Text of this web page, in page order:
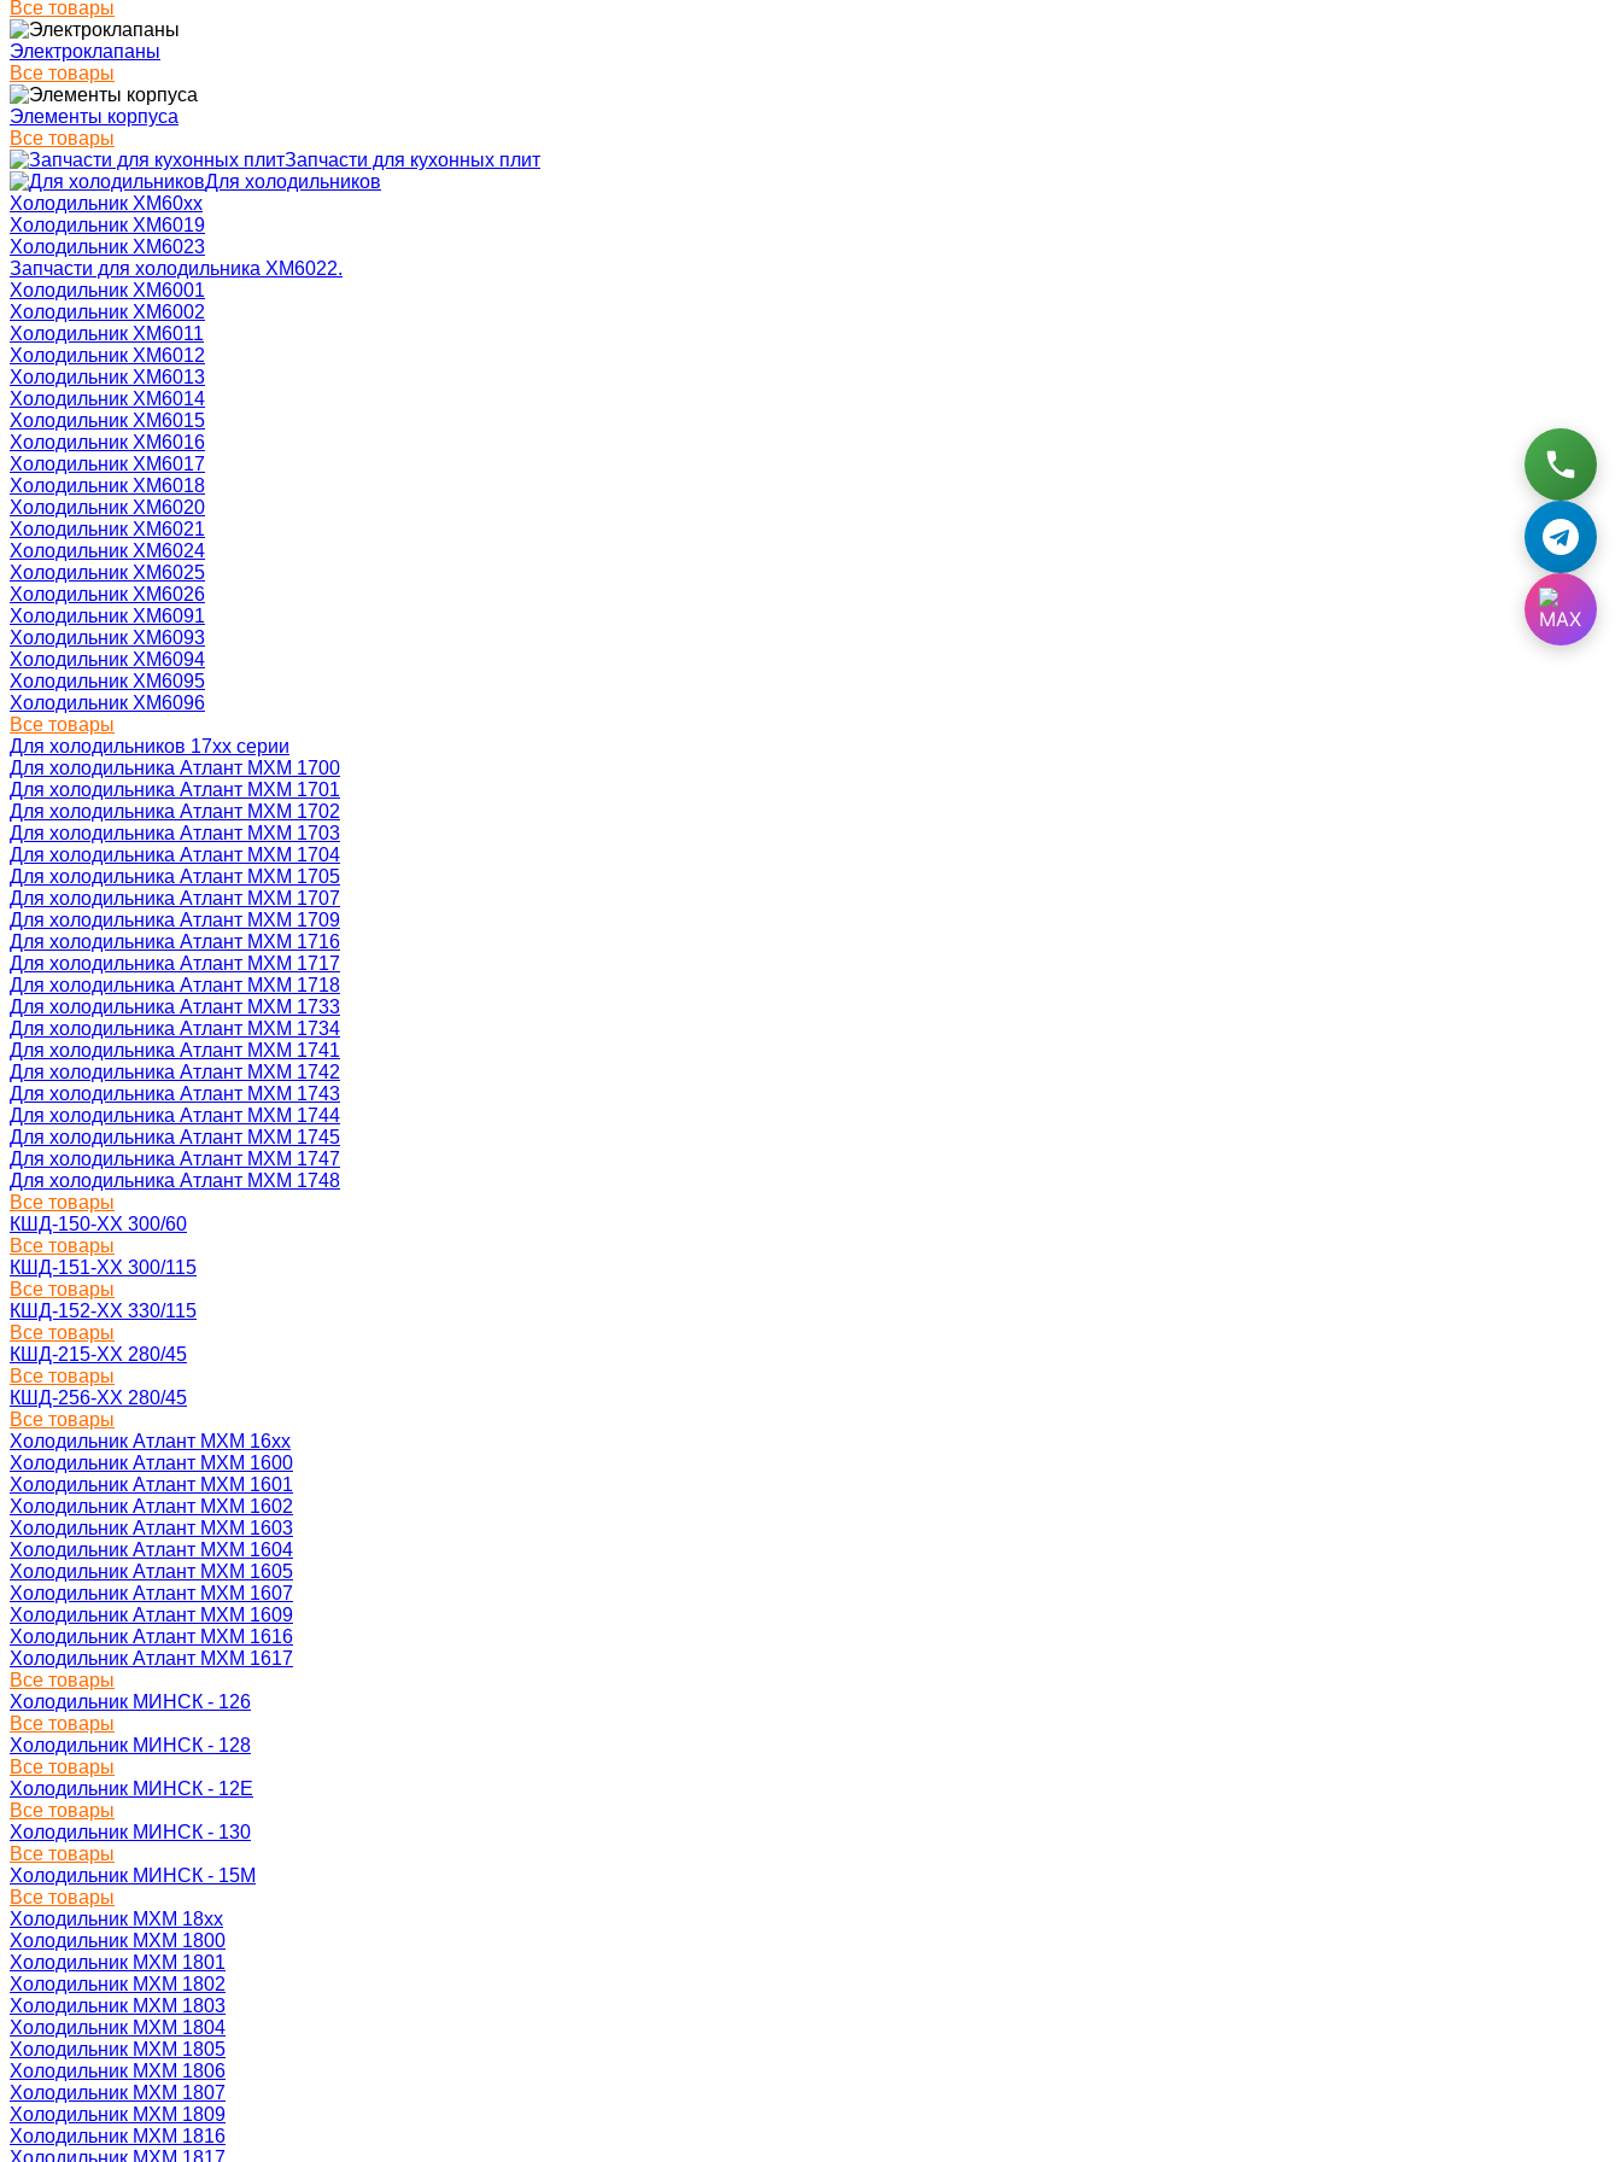
Все товары
Электроклапаны
Все товары
Элементы корпуса
Все товары
Запчасти для кухонных плит
Для холодильников
Холодильник ХМ60xx
Холодильник ХМ6019
Холодильник ХМ6023
Запчасти для холодильника ХМ6022.
Холодильник ХМ6001
Холодильник ХМ6002
Холодильник ХМ6011
Холодильник ХМ6012
Холодильник ХМ6013
Холодильник ХМ6014
Холодильник ХМ6015
Холодильник ХМ6016
Холодильник ХМ6017
Холодильник ХМ6018
Холодильник ХМ6020
Холодильник ХМ6021
Холодильник ХМ6024
Холодильник ХМ6025
Холодильник ХМ6026
Холодильник ХМ6091
Холодильник ХМ6093
Холодильник ХМ6094
Холодильник ХМ6095
Холодильник ХМ6096
Все товары
Для холодильников 17хх серии
Для холодильника Атлант МХМ 1700
Для холодильника Атлант МХМ 1701
Для холодильника Атлант МХМ 1702
Для холодильника Атлант МХМ 1703
Для холодильника Атлант МХМ 1704
Для холодильника Атлант МХМ 1705
Для холодильника Атлант МХМ 1707
Для холодильника Атлант МХМ 1709
Для холодильника Атлант МХМ 1716
Для холодильника Атлант МХМ 1717
Для холодильника Атлант МХМ 1718
Для холодильника Атлант МХМ 1733
Для холодильника Атлант МХМ 1734
Для холодильника Атлант МХМ 1741
Для холодильника Атлант МХМ 1742
Для холодильника Атлант МХМ 1743
Для холодильника Атлант МХМ 1744
Для холодильника Атлант МХМ 1745
Для холодильника Атлант МХМ 1747
Для холодильника Атлант МХМ 1748
Все товары
КШД-150-ХХ 300/60
Все товары
КШД-151-ХХ 300/115
Все товары
КШД-152-ХХ 330/115
Все товары
КШД-215-ХХ 280/45
Все товары
КШД-256-ХХ 280/45
Все товары
Холодильник Атлант МХМ 16xx
Холодильник Атлант МХМ 1600
Холодильник Атлант МХМ 1601
Холодильник Атлант МХМ 1602
Холодильник Атлант МХМ 1603
Холодильник Атлант МХМ 1604
Холодильник Атлант МХМ 1605
Холодильник Атлант МХМ 1607
Холодильник Атлант МХМ 1609
Холодильник Атлант МХМ 1616
Холодильник Атлант МХМ 1617
Все товары
Холодильник МИНСК - 126
Все товары
Холодильник МИНСК - 128
Все товары
Холодильник МИНСК - 12Е
Все товары
Холодильник МИНСК - 130
Все товары
Холодильник МИНСК - 15М
Все товары
Холодильник МХМ 18xx
Холодильник МХМ 1800
Холодильник МХМ 1801
Холодильник МХМ 1802
Холодильник МХМ 1803
Холодильник МХМ 1804
Холодильник МХМ 1805
Холодильник МХМ 1806
Холодильник МХМ 1807
Холодильник МХМ 1809
Холодильник МХМ 1816
Холодильник МХМ 1817